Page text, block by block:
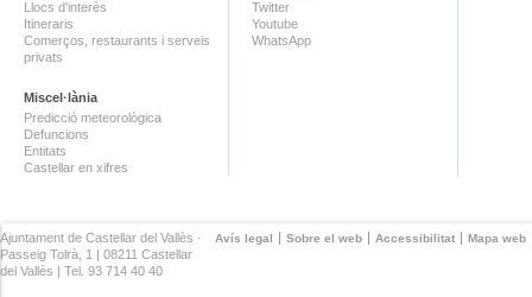
Llocs d'interès
Itineraris
Comerços, restaurants i serveis
privats
Miscel·lània
Predicció meteorològica
Defuncions
Entitats
Castellar en xifres
Twitter
Youtube
WhatsApp
Avís legal Sobre el web Accessibilitat Mapa web
Ajuntament de Castellar del Vallès ·
Passeig Tolrà, 1 | 08211 Castellar
del Vallès | Tel. 93 714 40 40